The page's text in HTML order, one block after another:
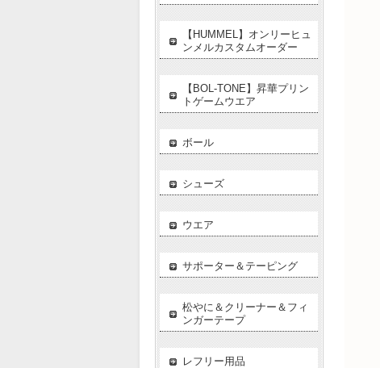
【HUMMEL】オンリーヒュ
ンメルカスタムオーダー
【BOL-TONE】昇華プリン
トゲームウエア
ボール
シューズ
ウエア
サポーター＆テーピング
松やに＆クリーナー＆フィ
ンガーテープ
レフリー用品